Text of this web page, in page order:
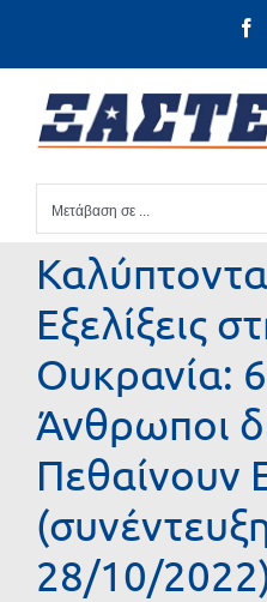
Μετάβαση σε ...
Εξελίξεις
Ουκρανία:
Άνθρωποι
Πεθαίνουν
28/10/